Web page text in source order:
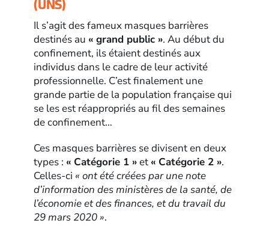
Il s’agit des fameux masques barrières
destinés au « grand public ». Au début du
confinement, ils étaient destinés aux
individus dans le cadre de leur activité
professionnelle. C’est finalement une
grande partie de la population française qui
se les est réappropriés au fil des semaines
de confinement…
Ces masques barrières se divisent en deux
types : « Catégorie 1 »et « Catégorie 2 ».
Celles-ci « ont été créées par une note
d’information des ministères de la santé, de
l’économie et des finances, et du travail du
29 mars 2020 ».